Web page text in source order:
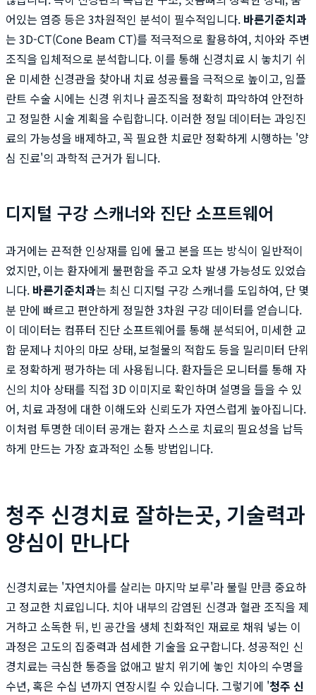
어있는 염증 등은 3차원적인 분석이 필수적입니다. 바른기준치과
는 3D-CT(Cone Beam CT)를 적극적으로 활용하여, 치아와 주변
조직을 입체적으로 분석합니다. 이를 통해 신경치료 시 놓치기 쉬
운 미세한 신경관을 찾아내 치료 성공률을 극적으로 높이고, 임플
란트 수술 시에는 신경 위치나 골조직을 정확히 파악하여 안전하
고 정밀한 시술 계획을 수립합니다. 이러한 정밀 데이터는 과잉진
료의 가능성을 배제하고, 꼭 필요한 치료만 정확하게 시행하는 '양
심 진료'의 과학적 근거가 됩니다.
디지털 구강 스캐너와 진단 소프트웨어
과거에는 끈적한 인상재를 입에 물고 본을 뜨는 방식이 일반적이
었지만, 이는 환자에게 불편함을 주고 오차 발생 가능성도 있었습
니다. 바른기준치과는 최신 디지털 구강 스캐너를 도입하여, 단 몇
분 만에 빠르고 편안하게 정밀한 3차원 구강 데이터를 얻습니다.
이 데이터는 컴퓨터 진단 소프트웨어를 통해 분석되어, 미세한 교
합 문제나 치아의 마모 상태, 보철물의 적합도 등을 밀리미터 단위
로 정확하게 평가하는 데 사용됩니다. 환자들은 모니터를 통해 자
신의 치아 상태를 직접 3D 이미지로 확인하며 설명을 들을 수 있
어, 치료 과정에 대한 이해도와 신뢰도가 자연스럽게 높아집니다.
이처럼 투명한 데이터 공개는 환자 스스로 치료의 필요성을 납득
하게 만드는 가장 효과적인 소통 방법입니다.
청주 신경치료 잘하는곳, 기술력과
양심이 만나다
신경치료는 '자연치아를 살리는 마지막 보루'라 불릴 만큼 중요하
고 정교한 치료입니다. 치아 내부의 감염된 신경과 혈관 조직을 제
거하고 소독한 뒤, 빈 공간을 생체 친화적인 재료로 채워 넣는 이
과정은 고도의 집중력과 섬세한 기술을 요구합니다. 성공적인 신
경치료는 극심한 통증을 없애고 발치 위기에 놓인 치아의 수명을
수년, 혹은 수십 년까지 연장시킬 수 있습니다. 그렇기에 '청주 신